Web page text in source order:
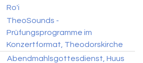
Ro'i
TheoSounds -
Prüfungsprogramme im
Konzertformat, Theodorskirche
Abendmahlsgottesdienst, Huus